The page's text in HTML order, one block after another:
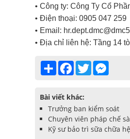
• Công ty: Công Ty Cổ
• Điện thoại: 0905 047 259
• Email:
• Địa chỉ liên hệ: Tầng 14
Share Facebook
Twitter
Bài viết khác:
Trưởng ban kiểm soát
Chuyên viên pháp chế
Kỹ sư bảo trì sữa chữa hệ